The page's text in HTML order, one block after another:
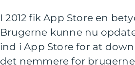
I 2012 fik App Store en
Brugerne kunne nu
ind i App Store for at
det nemmere for